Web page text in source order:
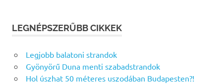
LEGNÉPSZERŰBB CIKKEK
Legjobb balatoni strandok
Gyönyörű Duna menti szabadstrandok
Hol úszhat 50 méteres uszodában Budapesten?!